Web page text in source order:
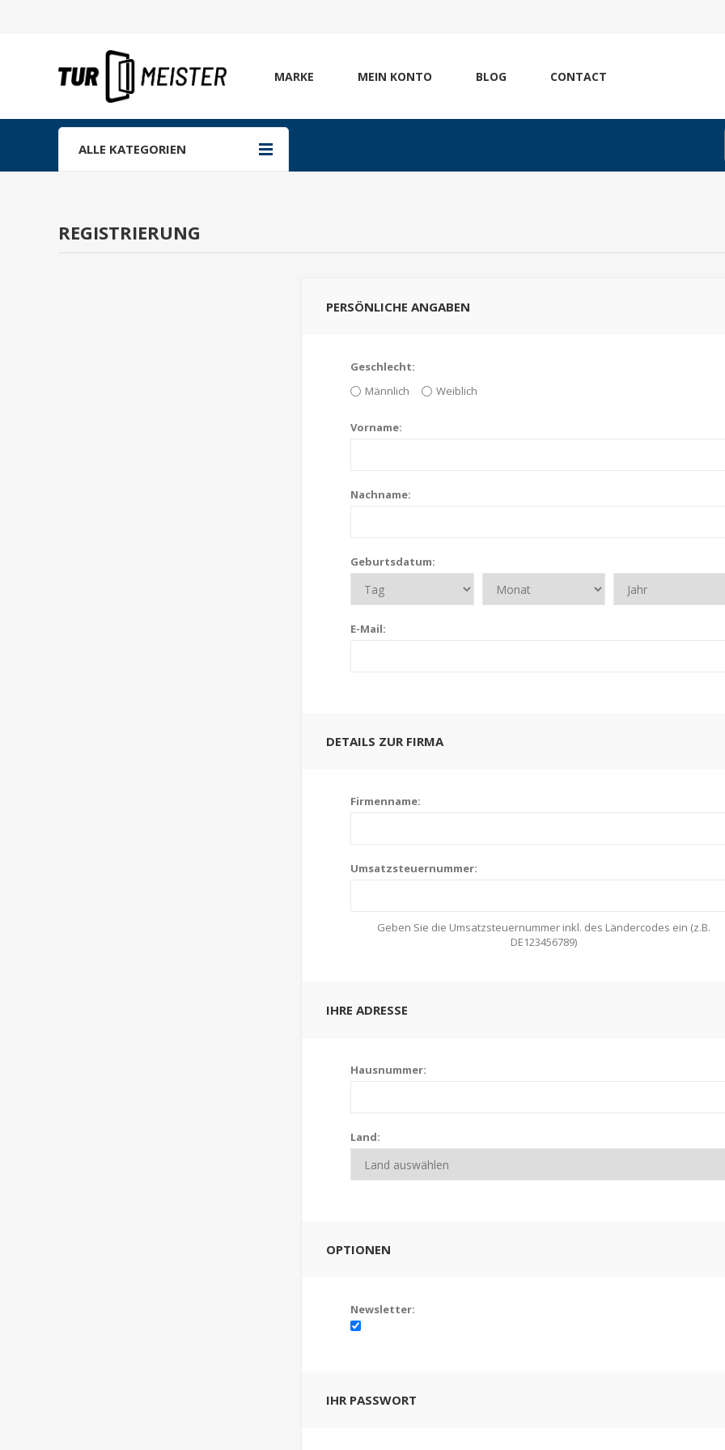
MARKE MEIN KONTO BLOG CONTACT
ALLE KATEGORIEN
REGISTRIERUNG
PERSÖNLICHE ANGABEN
Geschlecht:
Männlich
Weiblich
Vorname:
Nachname:
Geburtsdatum:
E-Mail:
DETAILS ZUR FIRMA
Firmenname:
Umsatzsteuernummer:
Geben Sie die Umsatzsteuernummer inkl. des Ländercodes ein (z.B.
DE123456789)
IHRE ADRESSE
Hausnummer:
Land:
OPTIONEN
Newsletter:
IHR PASSWORT